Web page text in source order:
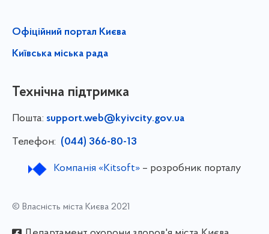
Офіційний портал Києва
Київська міська рада
Технічна підтримка
Пошта: support.web@kyivcity.gov.ua
Телефон: (044) 366-80-13
Компанія «Kitsoft»– розробник порталу
© Власність міста Києва 2021